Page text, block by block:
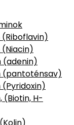
(adenin)
(pantoténsav)
(Biotin, H-